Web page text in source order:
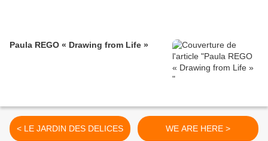
Paula REGO « Drawing from Life »
< LE JARDIN DES DELICES WE ARE HERE >